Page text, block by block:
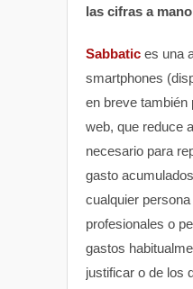
las cifras a mano
Sabbatic es una
smartphones
en breve también
web, que reduce
necesario para
gasto
cualquier
profesionales o
gastos
justificar o de los